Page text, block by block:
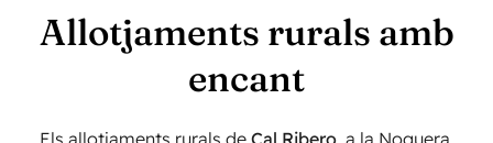
Allotjaments rurals amb
encant
Els allotjaments rurals de Cal Ribero, a la Noguera,